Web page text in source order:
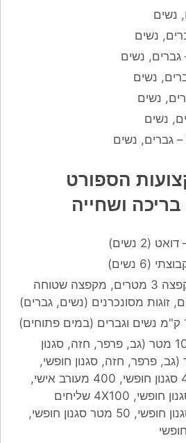
נשים
נשים
נשים
נשים
נשים
נשים
גברים, נשים
הספורט
ושחייה
(2 נשים)
(6 נשים)
קפיצה למים – מקפצה 3 מטרים, מקפצה שטוחה
שחייה גברים – 100 מטר (גב, פרפר, חזה, סגנון
200 מטר (גב, פרפר, חזה, סגנון חופשי,
מעורב אישי), 400 סגנון חופשי, 400 מעורב אישי,
4X100 שליחים סגנון חופשי, 4X100 שליחים
מעורב, 4X200 סגנון חופשי, 50 מטר סגנון חופשי,